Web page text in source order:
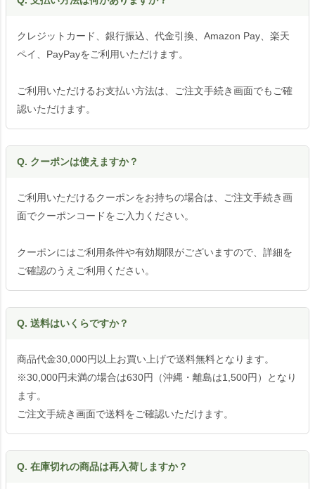
クレジットカード、銀行振込、代金引換、Amazon Pay、楽天
ペイ、PayPayをご利用いただけます。
ご利用いただけるお支払い方法は、ご注文手続き画面でもご確
認いただけます。
Q. クーポンは使えますか？
ご利用いただけるクーポンをお持ちの場合は、ご注文手続き画
面でクーポンコードをご入力ください。
クーポンにはご利用条件や有効期限がございますので、詳細を
ご確認のうえご利用ください。
Q. 送料はいくらですか？
商品代金30,000円以上お買い上げで送料無料となります。
※30,000円未満の場合は630円（沖縄・離島は1,500円）となり
ます。
ご注文手続き画面で送料をご確認いただけます。
Q. 在庫切れの商品は再入荷しますか？